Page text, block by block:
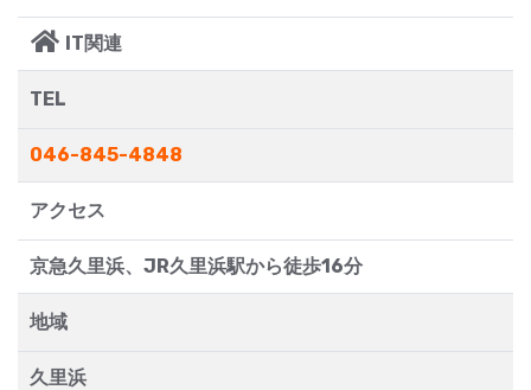
IT関連
TEL
046-845-4848
アクセス
京急久里浜、JR久里浜駅から徒歩16分
地域
久里浜